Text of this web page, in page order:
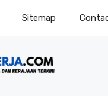
Sitemap